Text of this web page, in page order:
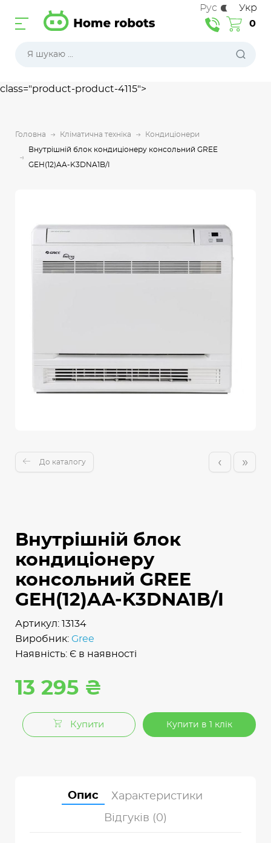
class="product-product-4115">
0
Рус Укр
Головна Кліматична техніка Кондиціонери
Внутрішній блок кондиціонеру консольний GREE
GEH(12)AA-K3DNA1B/I
До каталогу ‹ »
Внутрішній блок
кондиціонеру
консольний GREE
GEH(12)AA-K3DNA1B/I
Артикул: 13134
Виробник: Gree
Наявність: Є в наявності
13 295 ₴
Купити Купити в 1 клік
Опис
Характеристики
Відгуків (0)